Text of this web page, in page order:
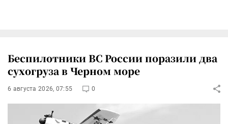
Беспилотники ВС России поразили два
сухогруза в Черном море
6 августа 2026, 07:55 0